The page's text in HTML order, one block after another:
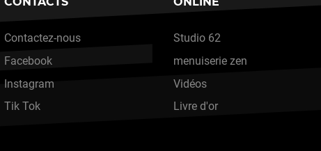
Contactez-nous
Facebook
Instagram
Tik Tok
Studio 62
menuiserie zen
Vidéos
Livre d'or